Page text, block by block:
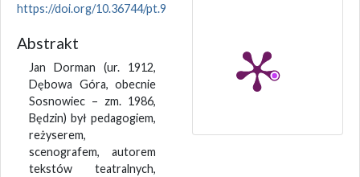
https://doi.org/10.36744/pt.9
Abstrakt
Jan Dorman (ur. 1912,
Dębowa Góra, obecnie
Sosnowiec – zm. 1986,
Będzin) był pedagogiem,
reżyserem,
scenografem, autorem
tekstów teatralnych,